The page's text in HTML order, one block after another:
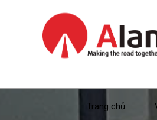
Trang chủ